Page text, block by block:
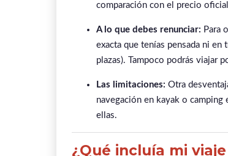
comparación con el precio
A lo que debes renunciar: Para
exacta que tenías pensada ni
plazas). Tampoco podrás viajar
Las limitaciones: Otra
navegación en kayak o camping
ellas.
¿Qué incluía mi viaje